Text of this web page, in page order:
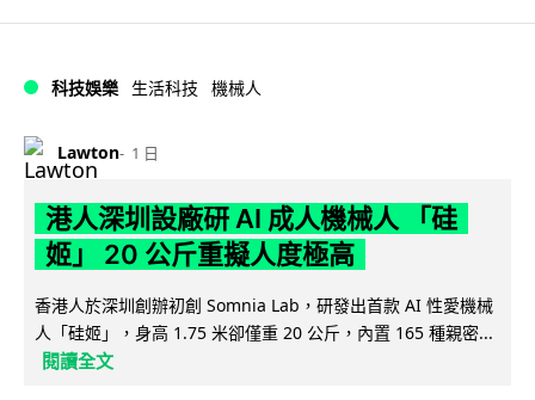
科技娛樂 生活科技 機械人
Lawton 1 日
港人深圳設廠研 AI 成人機械人 「硅
姬」 20 公斤重擬人度極高
香港人於深圳創辦初創 Somnia Lab，研發出首款 AI 性愛機械
人「硅姬」，身高 1.75 米卻僅重 20 公斤，內置 165 種親密...
閱讀全文